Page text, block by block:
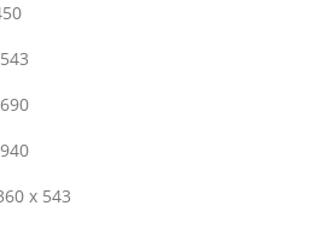
x 543